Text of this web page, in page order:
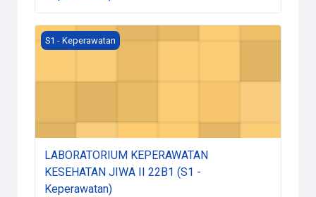
Course image LABORATORIUM KEPERAWATAN
S1 - Keperawatan
LABORATORIUM KEPERAWATAN
KESEHATAN JIWA II 22B1 (S1 -
Keperawatan)